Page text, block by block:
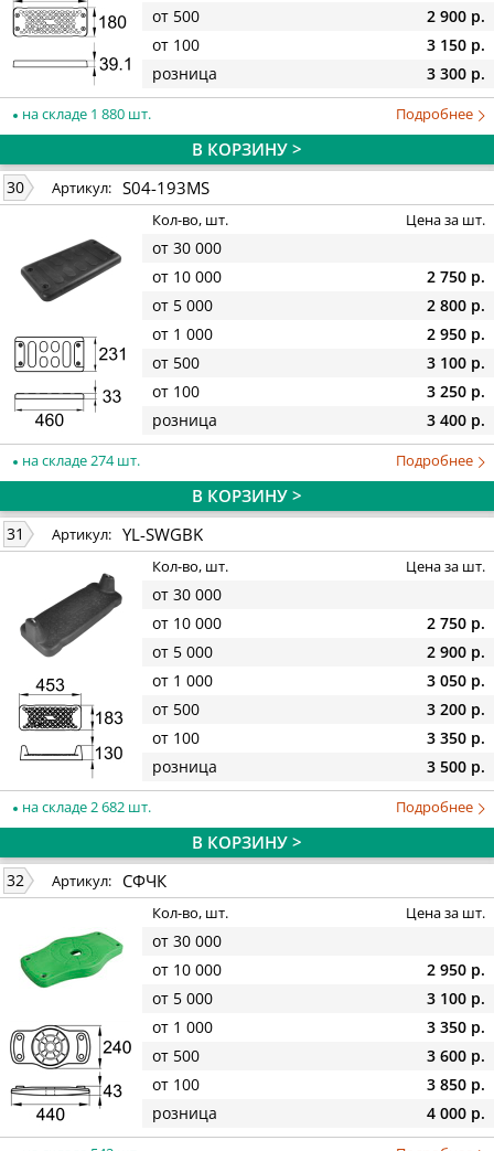
от 500
2 900 р.
от 100
3 150 р.
розница
3 300 р.
на складе 1 880 шт. Подробнее
В КОРЗИНУ >
30 Артикул: S04-193MS
Кол-во, шт. Цена за шт.
от 30 000
от 10 000
2 750 р.
от 5 000
2 800 р.
от 1 000
2 950 р.
от 500
3 100 р.
от 100
3 250 р.
розница
3 400 р.
на складе 274 шт. Подробнее
В КОРЗИНУ >
31 Артикул: YL-SWGBK
Кол-во, шт. Цена за шт.
от 30 000
от 10 000
2 750 р.
от 5 000
2 900 р.
от 1 000
3 050 р.
от 500
3 200 р.
от 100
3 350 р.
розница
3 500 р.
на складе 2 682 шт. Подробнее
В КОРЗИНУ >
32 Артикул: СФЧК
Кол-во, шт. Цена за шт.
от 30 000
от 10 000
2 950 р.
от 5 000
3 100 р.
от 1 000
3 350 р.
от 500
3 600 р.
от 100
3 850 р.
розница
4 000 р.